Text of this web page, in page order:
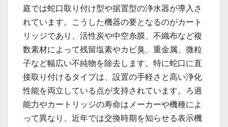
庭では蛇口取り付け型や据置型の浄水器が導入さ
れています。こうした機器の要となるのがカート
リッジであり、活性炭や中空糸膜、不織布など複
数素材によって残留塩素やカビ臭、重金属、微粒
子など幅広い不純物を除去します。特に蛇口に直
接取り付けるタイプは、設置の手軽さと高い浄化
性能を両立している点が支持されています。ろ過
能力やカートリッジの寿命はメーカーや機種によ
って異なり、近年では交換時期を知らせる表示機